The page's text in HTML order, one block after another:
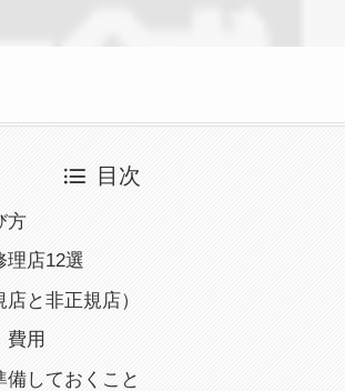
目次
方
理店12選
と非正規店）
費用
備しておくこと